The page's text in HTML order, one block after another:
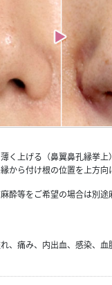
く上げる（鼻翼鼻孔縁挙上）
から付け根の位置を上方
酔等をご希望の場合は別途
、痛み、内出血、感染、血